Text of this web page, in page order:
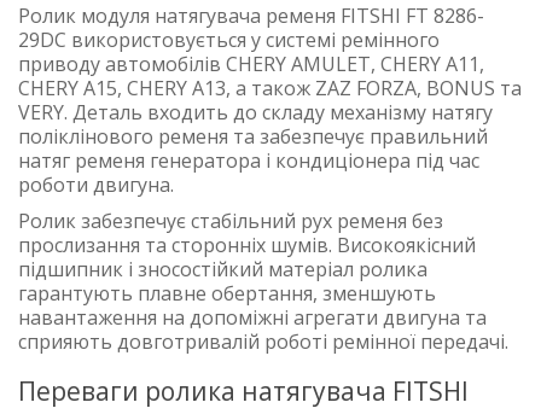
Ролик модуля натягувача ременя FITSHI FT 8286-
29DC використовується у системі ремінного
приводу автомобілів CHERY AMULET, CHERY A11,
CHERY A15, CHERY A13, а також ZAZ FORZA, BONUS та
VERY. Деталь входить до складу механізму натягу
поліклінового ременя та забезпечує правильний
натяг ременя генератора і кондиціонера під час
роботи двигуна.
Ролик забезпечує стабільний рух ременя без
прослизання та сторонніх шумів. Високоякісний
підшипник і зносостійкий матеріал ролика
гарантують плавне обертання, зменшують
навантаження на допоміжні агрегати двигуна та
сприяють довготривалій роботі ремінної передачі.
Переваги ролика натягувача FITSHI